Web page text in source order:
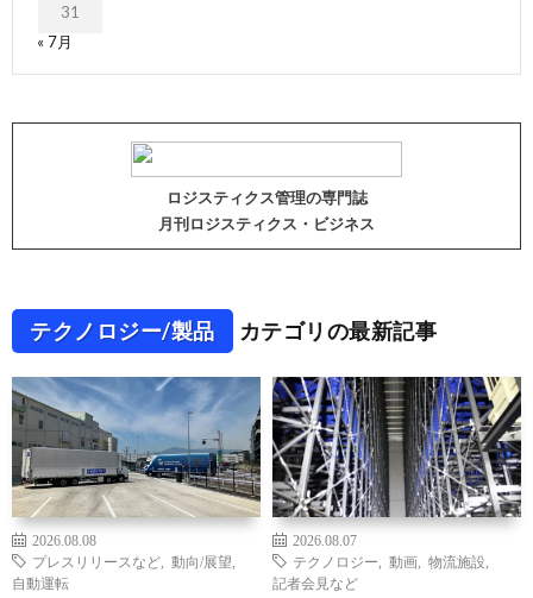
31
« 7月
ロジスティクス管理の専門誌
月刊ロジスティクス・ビジネス
テクノロジー/製品 カテゴリの最新記事
2026.08.08
プレスリリースなど
動向/展望
自動運転
2026.08.07
テクノロジー
動画 物流施設
記者会見など